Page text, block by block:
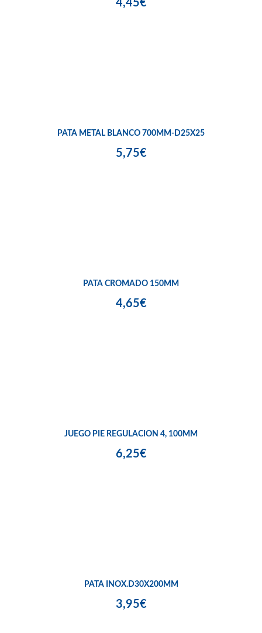
4,45€
PATA METAL BLANCO 700MM-D25X25
5,75€
PATA CROMADO 150MM
4,65€
JUEGO PIE REGULACION 4, 100MM
6,25€
PATA INOX.D30X200MM
3,95€